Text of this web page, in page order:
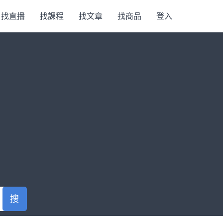
找直播 找課程 找文章 找商品 登入